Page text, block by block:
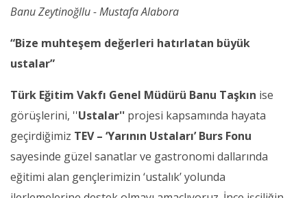
Banu Zeytinoğllu - Mustafa Alabora
“Bize muhteşem değerleri hatırlatan büyük
ustalar”
Türk Eğitim Vakfı Genel Müdürü Banu Taşkın ise
görüşlerini, ''Ustalar'' projesi kapsamında hayata
geçirdiğimiz TEV – ‘Yarının Ustaları’ Burs Fonu
sayesinde güzel sanatlar ve gastronomi dallarında
eğitimi alan gençlerimizin ‘ustalık’ yolunda